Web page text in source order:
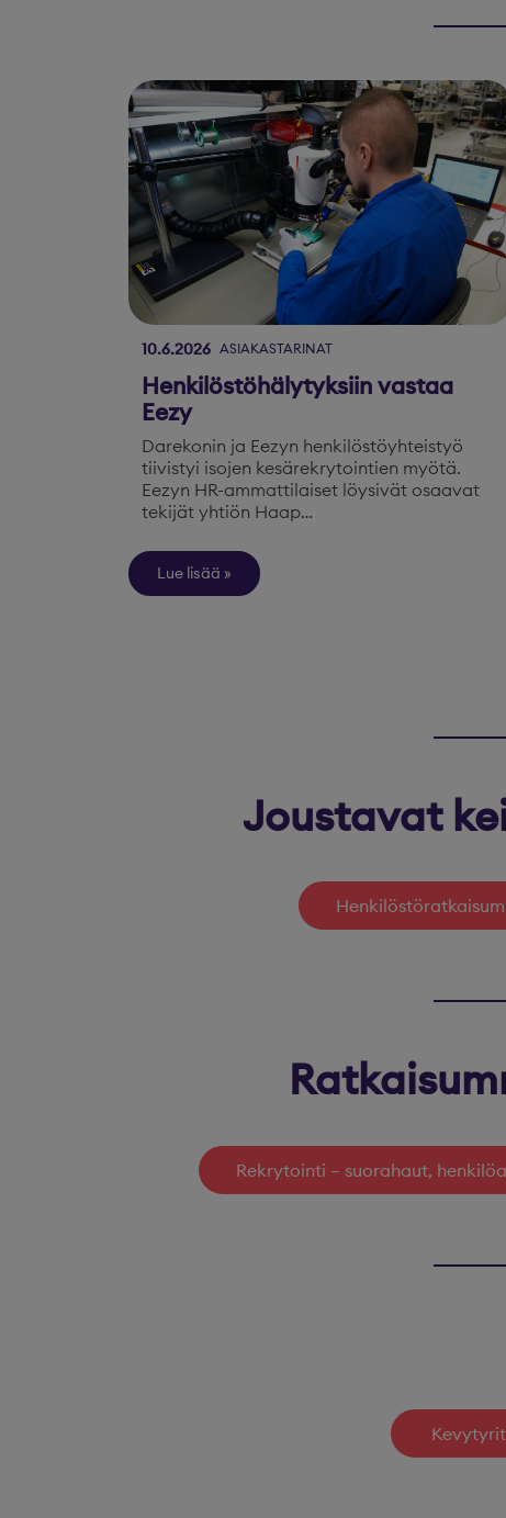
10.6.2026 ASIAKASTARINAT
Henkilöstöhälytyksiin vastaa
Eezy
Darekonin ja Eezyn henkilöstöyhteistyö
tiivistyi isojen kesärekrytointien myötä.
Eezyn HR-ammattilaiset löysivät osaavat
tekijät yhtiön Haap…
Lue lisää
Joustavat
Rekrytointi – suorahaut,